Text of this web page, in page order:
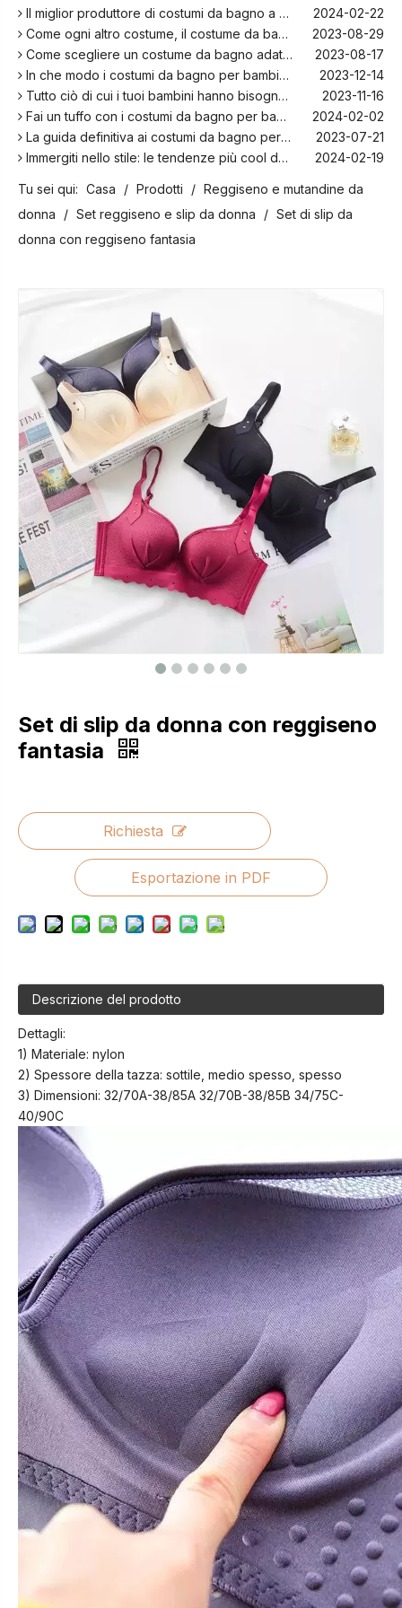
Il miglior produttore di costumi da bagno a Bali!
2024-02-22
Come ogni altro costume, il costume da bagno per bambini: una piacevole zona per rilassarsi sulla spiaggia
2023-08-29
Come scegliere un costume da bagno adatto per i bambini
2023-08-17
In che modo i costumi da bagno per bambini sono più comodi con l'elastan?
2023-12-14
Tutto ciò di cui i tuoi bambini hanno bisogno per nuotare quest'estate
2023-11-16
Fai un tuffo con i costumi da bagno per bambini più alla moda della stagione!
2024-02-02
La guida definitiva ai costumi da bagno per bambini: comfort, design e sicurezza
2023-07-21
Immergiti nello stile: le tendenze più cool della stagione per i costumi da bagno per bambini
2024-02-19
La storia e l'evoluzione dell'iconico bikini: dal due pezzi al costume da bagno sensazionale
Le migliori opzioni per costumi da bagno taglie forti per la spiaggia e la piscina
2023-08-16
I migliori produttori di costumi da bagno nel Regno Unito
2024-02-23
I migliori costumi da bagno per la tua prossima vacanza in spiaggia
In che modo i costumi da bagno per bambini sono più comodi con l'elastan?
Tutto ciò di cui i tuoi bambini hanno bisogno per nuotare quest'estate
Fai un tuffo con i costumi da bagno per bambini più alla moda della stagione!
Tu sei qui: Casa / Prodotti / Reggiseno e mutandine da
donna
/ Set reggiseno e slip da donna / Set di slip da
donna con reggiseno fantasia
Set di slip da donna con reggiseno
fantasia
Richiesta
Esportazione in PDF
Descrizione del prodotto
Dettagli:
1) Materiale: nylon
2) Spessore della tazza: sottile, medio spesso, spesso
3) Dimensioni: 32/70A-38/85A 32/70B-38/85B 34/75C-
40/90C